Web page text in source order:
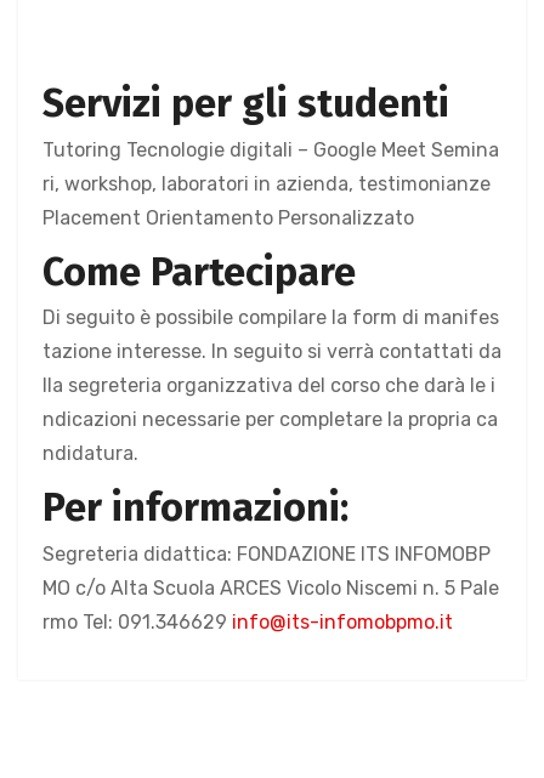
Servizi per gli studenti
Tutoring Tecnologie digitali – Google Meet Semina
ri, workshop, laboratori in azienda, testimonianze
Placement Orientamento Personalizzato
Come Partecipare
Di seguito è possibile compilare la form di manifes
tazione interesse. In seguito si verrà contattati da
lla segreteria organizzativa del corso che darà le i
ndicazioni necessarie per completare la propria ca
ndidatura.
Per informazioni:
Segreteria didattica: FONDAZIONE ITS INFOMOBP
MO c/o Alta Scuola ARCES Vicolo Niscemi n. 5 Pale
rmo Tel: 091.346629 info@its-infomobpmo.it